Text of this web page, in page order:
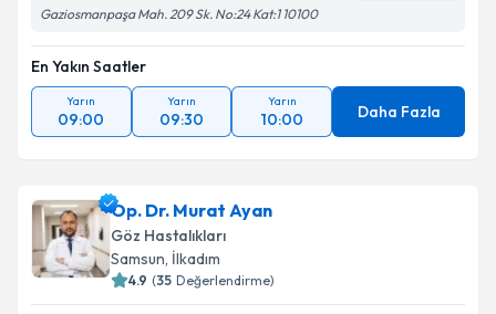
Gaziosmanpaşa Mah. 209 Sk. No:24 Kat:1 10100
En Yakın Saatler
Yarın
09:00
Yarın
09:30
Yarın
10:00 Daha Fazla
Op. Dr. Murat Ayan
Göz Hastalıkları
Samsun, İlkadım
4.9 (35 Değerlendirme)